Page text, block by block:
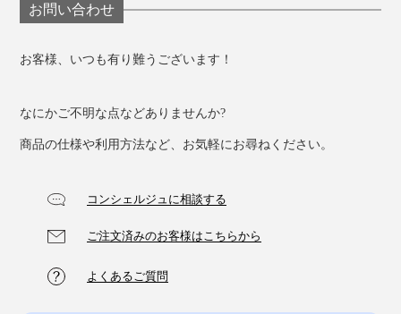
夜風にあたりながらの一杯も、「晩酌ライト」があれ
お問い合わせ
お客様、いつも有り難うございます！
なにかご不明な点などありませんか?
商品の仕様や利用方法など、お気軽にお尋ねください。
コンシェルジュに相談する
ご注文済みのお客様はこちらから
よくあるご質問